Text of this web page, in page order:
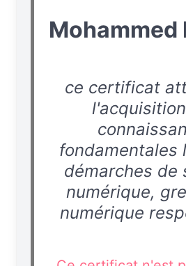
Mohammed
ce certificat
fondamentales
démarches de
numérique,
numérique